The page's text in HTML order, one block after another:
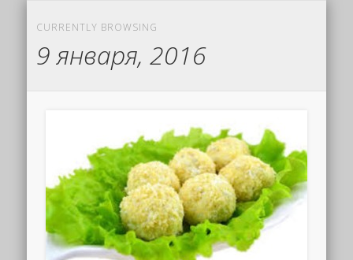
CURRENTLY BROWSING
9 января, 2016